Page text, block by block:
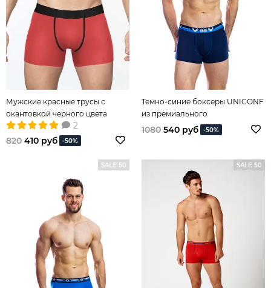
Мужские красные трусы с
окантовкой черного цвета
2
820 410 руб -50%
Темно-синие боксеры UNICONF
из премиального
гипоаллергенного хлопка без
боковых швов
1080 540 руб -50%
SALE 50 SALE 50